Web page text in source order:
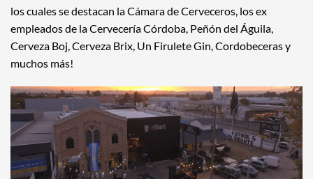
los cuales se destacan la Cámara de Cerveceros, los ex
empleados de la Cervecería Córdoba, Peñón del Águila,
Cerveza Boj, Cerveza Brix, Un Firulete Gin, Cordobeceras y
muchos más!